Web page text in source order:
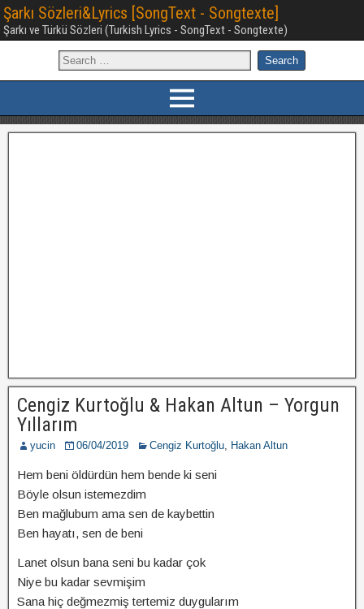
Şarkı Sözleri&Lyrics [SongText - Songtexte]
Şarkı ve Türkü Sözleri (Turkish Lyrics - SongText - Songtexte)
Cengiz Kurtoğlu & Hakan Altun – Yorgun
Yıllarım
yucin 06/04/2019 Cengiz Kurtoğlu, Hakan Altun
Hem beni öldürdün hem bende ki seni
Böyle olsun istemezdim
Ben mağlubum ama sen de kaybettin
Ben hayatı, sen de beni
Lanet olsun bana seni bu kadar çok
Niye bu kadar sevmişim
Sana hiç değmezmiş tertemiz duygularım